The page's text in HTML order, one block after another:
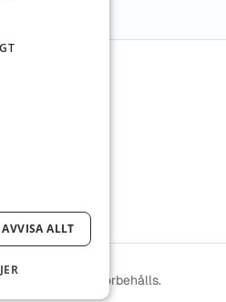
Alla rättigheter förbehålls.
AVVISA ALLT